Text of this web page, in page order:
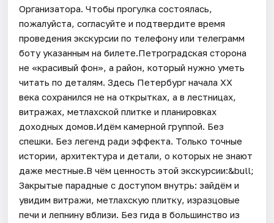
Организатора. Чтобы прогулка состоялась,
пожалуйста, согласуйте и подтвердите время
проведения экскурсии по телефону или телеграмм
боту указанным на билете.Петроградская сторона
не «красивый фон», а район, который нужно уметь
читать по деталям. Здесь Петербург начала XX
века сохранился не на открытках, а в лестницах,
витражах, метлахской плитке и планировках
доходных домов.Идём камерной группой. Без
спешки. Без легенд ради эффекта. Только точные
истории, архитектура и детали, о которых не знают
даже местные.В чём ценность этой экскурсии:&bull;
Закрытые парадные с доступом внутрь: зайдём и
увидим витражи, метлахскую плитку, изразцовые
печи и лепнину вблизи. Без гида в большинство из